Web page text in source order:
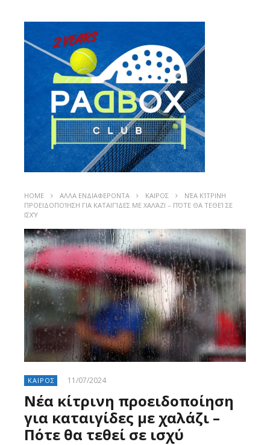
HOME ΑΛΛΑ ΕΝΔΙΑΦΕΡΟΝΤΑ ΚΑΙΡΟΣ
ΝΈΑ ΚΊΤΡΙΝΗ
ΠΡΟΕΙΔΟΠΟΊΗΣΗ ΓΙΑ ΚΑΤΑΙΓΊΔΕΣ ΜΕ ΧΑΛΆΖΙ – ΠΌΤΕ ΘΑ ΤΕΘΕΊ ΣΕ
ΙΣΧΎ
ΚΑΙΡΟΣ 11/07/2024
Νέα κίτρινη προειδοποίηση
για καταιγίδες με χαλάζι –
Πότε θα τεθεί σε ισχύ